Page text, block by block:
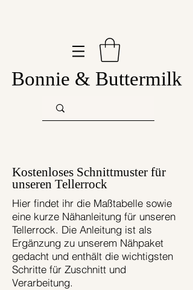
Bonnie & Buttermilk
Kostenloses Schnittmuster für
unseren Tellerrock
Hier findet ihr die Maßtabelle sowie
eine kurze Nähanleitung für unseren
Tellerrock. Die Anleitung ist als
Ergänzung zu unserem Nähpaket
gedacht und enthält die wichtigsten
Schritte für Zuschnitt und
Verarbeitung.